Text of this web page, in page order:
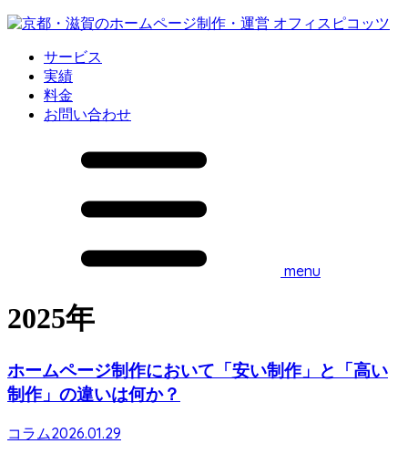
サービス
実績
料金
お問い合わせ
menu
2025年
ホームページ制作において「安い制作」と「高い
制作」の違いは何か？
コラム2026.01.29